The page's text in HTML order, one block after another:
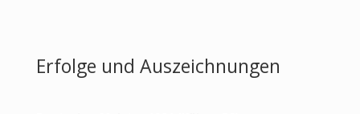
Erfolge und Auszeichnungen